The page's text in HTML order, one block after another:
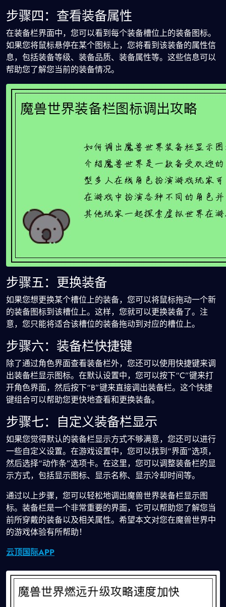
步骤四：查看装备属性
在装备栏界面中，您可以看到每个装备槽位上的装备图标。
如果您将鼠标悬停在某个图标上，您将看到该装备的属性信
息，包括装备等级、装备品质、装备属性等。这些信息可以
帮助您了解您当前的装备情况。
步骤五：更换装备
如果您想更换某个槽位上的装备，您可以将鼠标拖动一个新
的装备图标到该槽位上。这样，您就可以更换装备了。注
意，您只能将适合该槽位的装备拖动到对应的槽位上。
步骤六：装备栏快捷键
除了通过角色界面查看装备栏外，您还可以使用快捷键来调
出装备栏显示图标。在默认设置中，您可以按下“C”键来打
开角色界面，然后按下“B”键来直接调出装备栏。这个快捷
键组合可以帮助您更快地查看和更换装备。
步骤七：自定义装备栏显示
如果您觉得默认的装备栏显示方式不够满意，您还可以进行
一些自定义设置。在游戏设置中，您可以找到“界面”选项，
然后选择“动作条”选项卡。在这里，您可以调整装备栏的显
示方式，包括显示图标、显示名称、显示冷却时间等。
通过以上步骤，您可以轻松地调出魔兽世界装备栏显示图
标。装备栏是一个非常重要的界面，它可以帮助您了解您当
前所穿戴的装备以及相关属性。希望本文对您在魔兽世界中
的游戏体验有所帮助！
云顶国际APP